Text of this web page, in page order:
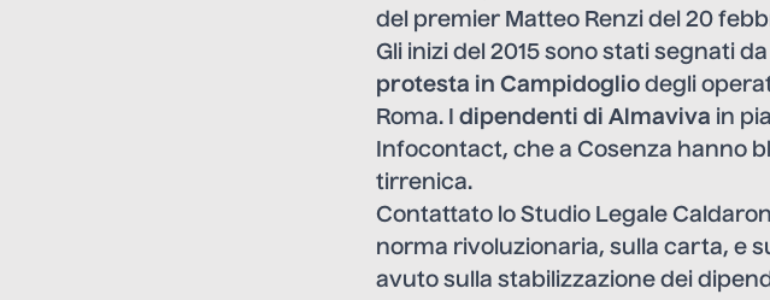
del premier Matteo Renzi del 20
Gli inizi del 2015 sono stati segnati
protesta in Campidoglio degli
Roma. I dipendenti di Almaviva in
Infocontact, che a Cosenza hanno
tirrenica.
Contattato lo Studio Legale
norma rivoluzionaria, sulla carta, e
avuto sulla stabilizzazione dei